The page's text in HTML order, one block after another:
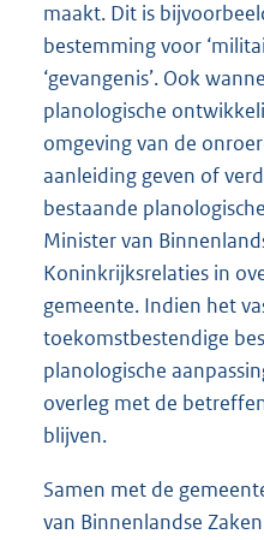
maakt. Dit is
bestemming voor
‘gevangenis’. Ook
planologische
omgeving van de
aanleiding geven of
bestaande
Minister van
Koninkrijksrelaties in
gemeente. Indien het
toekomstbestendige
planologische
overleg met de
blijven.
Samen met de
van Binnenlandse